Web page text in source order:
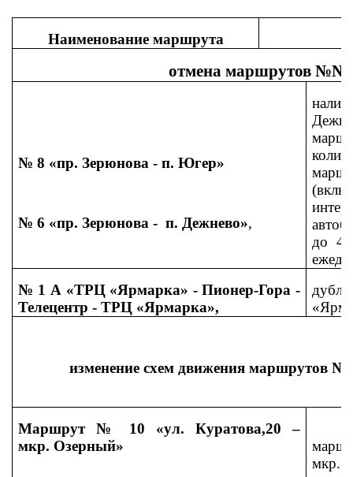
Наименование маршрута
отмена маршрутов №№
№ 8 «пр. Зерюнова - п. Югер»
№ 6 «пр. Зерюнова - п. Дежнево»,
до
№ 1 А «ТРЦ «Ярмарка» - Пионер-Гора -
Телецентр - ТРЦ «Ярмарка»,
изменение схем движения маршрутов
Маршрут № 10 «ул. Куратова,20 –
мкр. Озерный»